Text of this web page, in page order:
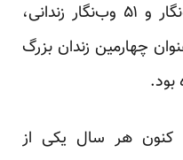
سال ۲۰۱۳ ایران با ۲۰ روزنامه‌نگار و ۵۱ وب‌نگار زندانی،
چهارمین زندان بزرگ
بود.
شمسی تا کنون هر سال یکی از